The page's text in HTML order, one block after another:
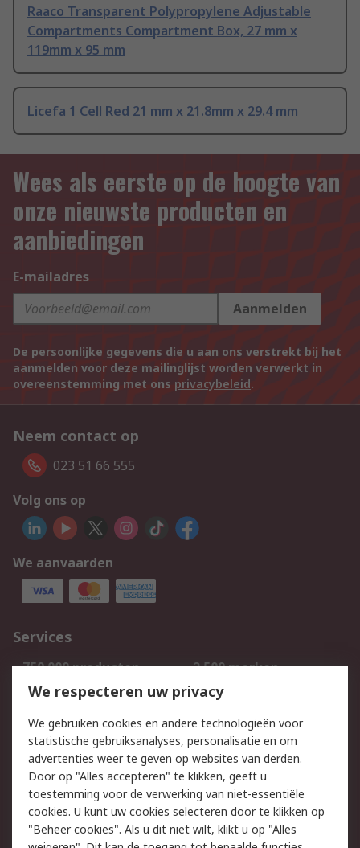
Raaco Transparent Polypropylene Adjustable
Compartments Compartment Box, 27 mm x
119mm x 95 mm
Licefa 1 Cell Red 21 mm x 21.8mm x 29.4 mm
Wees als eerste op de hoogte van
onze nieuwste producten en
aanbiedingen
E-mailadres
Aanmelden
De persoonlijke gegevens die u aan ons verstrekt bij het
aanmelden voor deze mailinglijst worden verwerkt in
overeenstemming met ons privacybeleid.
Neem contact op
023 51 66 555
Volg ons op
We aanvaarden
Services
750.000 producten
2.500 merken
Bestellen
Inkoopoplossingen
Track & Trace
Wettelijk
Cookiebeleid
Email veiligheid
Privacybeleid
Websitevoorwaarden
We respecteren uw privacy
We gebruiken cookies en andere technologieën voor
statistische gebruiksanalyses, personalisatie en om
advertenties weer te geven op websites van derden.
Door op "Alles accepteren" te klikken, geeft u
toestemming voor de verwerking van niet-essentiële
cookies. U kunt uw cookies selecteren door te klikken op
"Beheer cookies". Als u dit niet wilt, klikt u op "Alles